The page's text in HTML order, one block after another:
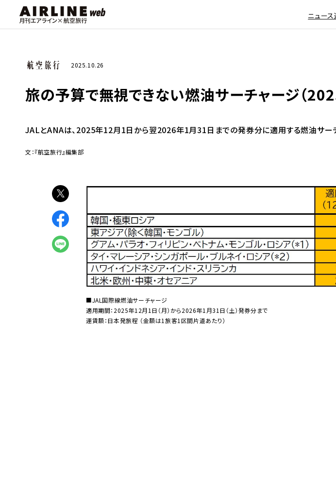
ニュース
2025.10.26
旅の予算で無視できない燃油サーチャージ（
JALとANAは、2025年12月1日から翌2026年1月31日までの発券分に適用する燃油サーチ
文：『航空旅行』編集部
■JAL国際線燃油サーチャージ
適用期間：2025年12月1日（月）から2026年1月31日（土）発券分まで
運賃額：日本発旅程 （金額は1旅客1区間片道あたり）